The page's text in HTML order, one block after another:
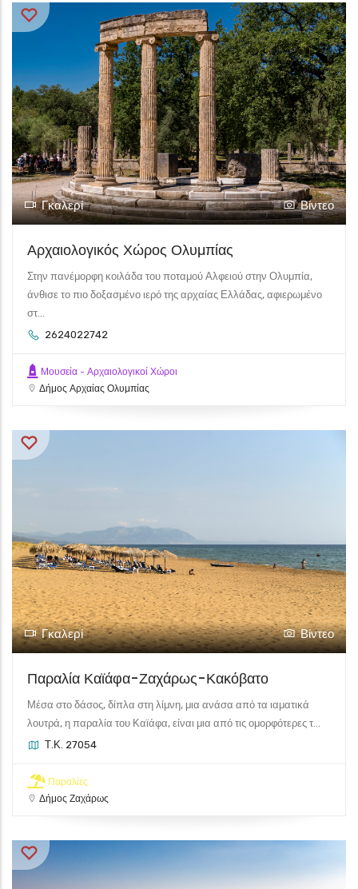
Γκαλερί Βίντεο
Αρχαιολογικός Χώρος Ολυμπίας
Στην πανέμορφη κοιλάδα του ποταμού Αλφειού στην Ολυμπία,
άνθισε το πιο δοξασμένο ιερό της αρχαίας Ελλάδας, αφιερωμένο
στ...
2624022742
Μουσεία - Αρχαιολογικοί Χώροι
Δήμος Αρχαίας Ολυμπίας
Γκαλερί Βίντεο
Παραλία Καϊάφα-Ζαχάρως-Κακόβατο
Μέσα στο δάσος, δίπλα στη λίμνη, μια ανάσα από τα ιαματικά
λουτρά, η παραλία του Καϊάφα, είναι μια από τις ομορφότερες τ...
Τ.Κ. 27054
Παραλίες
Δήμος Ζαχάρως